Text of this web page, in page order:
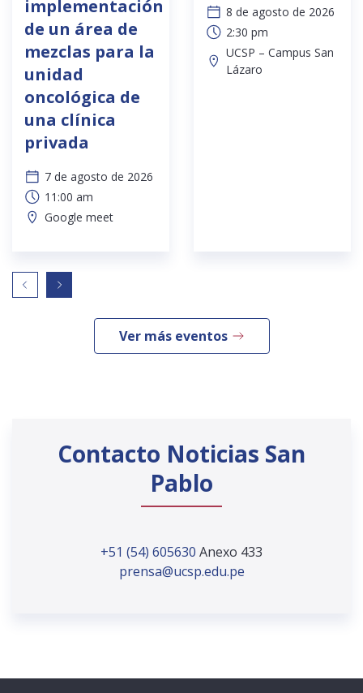
implementación
de un área de
mezclas para la
unidad
oncológica de
una clínica
privada
7 de agosto de 2026
11:00 am
Google meet
8 de agosto de 2026
2:30 pm
UCSP – Campus San
Lázaro
Ver más eventos
Contacto Noticias San
Pablo
+51 (54) 605630 Anexo 433
prensa@ucsp.edu.pe